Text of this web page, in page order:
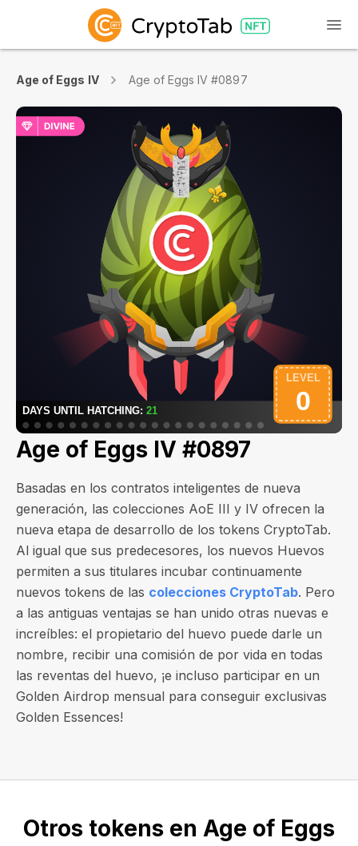
Age of Eggs IV Age of Eggs IV #0897
Age of Eggs IV #0897
Basadas en los contratos inteligentes de nueva
generación, las colecciones AoE III y IV ofrecen la
nueva etapa de desarrollo de los tokens CryptoTab.
Al igual que sus predecesores, los nuevos Huevos
permiten a sus titulares incubar continuamente
nuevos tokens de las colecciones CryptoTab. Pero
a las antiguas ventajas se han unido otras nuevas e
increíbles: el propietario del huevo puede darle un
nombre, recibir una comisión de por vida en todas
las reventas del huevo, ¡e incluso participar en un
Golden Airdrop mensual para conseguir exclusivas
Golden Essences!
Otros tokens en Age of Eggs